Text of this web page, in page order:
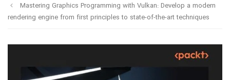
Mastering Graphics Programming with Vulkan: Develop a modern
rendering engine from first principles to state-of-the-art techniques